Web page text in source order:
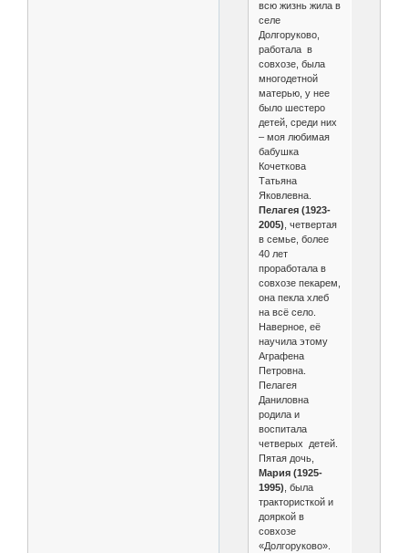
всю жизнь жила в
селе
Долгоруково,
работала в
совхозе, была
многодетной
матерью, у нее
было шестеро
детей, среди них
– моя любимая
бабушка
Кочеткова
Татьяна
Яковлевна.
Пелагея (1923-
2005) , четвертая
в семье, более
40 лет
проработала в
совхозе пекарем,
она пекла хлеб
на всё село.
Наверное, её
научила этому
Аграфена
Петровна.
Пелагея
Даниловна
родила и
воспитала
четверых детей.
Пятая дочь,
Мария (1925-
1995) , была
трактористкой и
дояркой в
совхозе
«Долгоруково».